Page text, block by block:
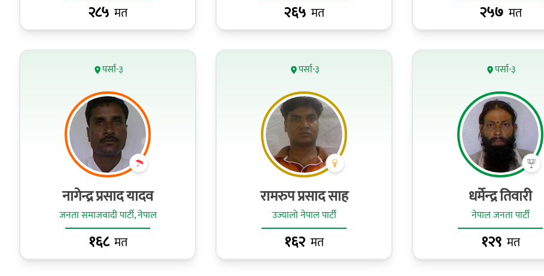
२८५ मत २६५ मत २५७ मत
पर्सा-३
नागेन्द्र प्रसाद यादव
जनता समाजवादी पार्टी, नेपाल
१६८मत
पर्सा-३
रामरुप प्रसाद साह
उज्यालो नेपाल पार्टी
१६२ मत
पर्सा-३
धर्मेन्‍द्र तिवारी
नेपाल जनता पार्टी
१२९ मत